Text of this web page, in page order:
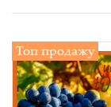
Топ продажу